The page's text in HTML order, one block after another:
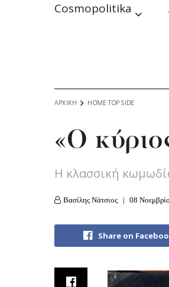
Cosmopolitika
ΑΡΧΙΚΗ HOME TOP SIDE
«Ο
Η κλασσική
Βασίλης Νάτσιος 08
Share on